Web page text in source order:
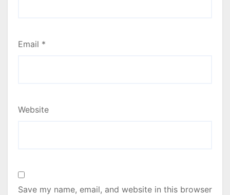
Email *
Website
Save my name, email, and website in this browser